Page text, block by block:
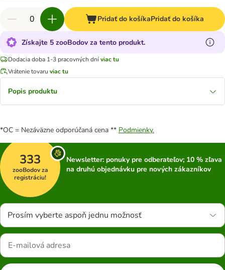
Pridať do košíkaPridať do košíka
Získajte 5 zooBodov za tento produkt.
Dodacia doba 1-3 pracovných dníviac tu
Vrátenie tovaru viac tu
Popis produktu
*OC = Nezáväzne odporúčaná cena ** Podmienky.
333
zooBodov za
registráciu!
Newsletter: ponuky pre odberateľov; 10 % zľava
na druhú objednávku pre nových zákazníkov
Prosím vyberte aspoň jednu možnosť